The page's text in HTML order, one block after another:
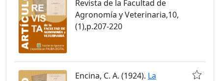
Revista de la Facultad de
Agronomía y Veterinaria,10,
(1),p.207-220
Encina, C. A. (1924). La